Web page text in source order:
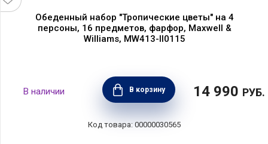
Обеденный набор "Тропические цветы" на 4
персоны, 16 предметов, фарфор, Maxwell &
Williams, MW413-II0115
В корзину 14 990 РУБ.
00000030565